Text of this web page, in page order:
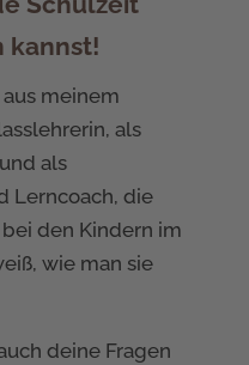
kannst!
meinem
als
als
Lerncoach, die
den Kindern im
wie man sie
deine Fragen